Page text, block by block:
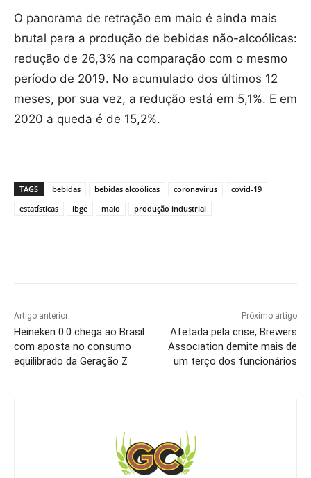
O panorama de retração em maio é ainda mais
brutal para a produção de bebidas não-alcoólicas:
redução de 26,3% na comparação com o mesmo
período de 2019. No acumulado dos últimos 12
meses, por sua vez, a redução está em 5,1%. E em
2020 a queda é de 15,2%.
TAGS bebidas bebidas alcoólicas coronavírus
covid-19
estatísticas
ibge maio produção industrial
Artigo anterior
Heineken 0.0 chega ao Brasil
com aposta no consumo
equilibrado da Geração Z
Próximo artigo
Afetada pela crise, Brewers
Association demite mais de
um terço dos funcionários